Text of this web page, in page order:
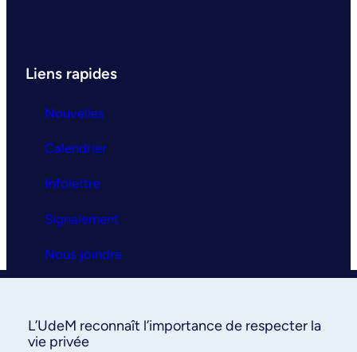
Liens rapides
Nouvelles
Calendrier
Infolettre
Signalement
Nous joindre
La clinique
L’UdeM reconnaît l’importance de respecter la
vie privée